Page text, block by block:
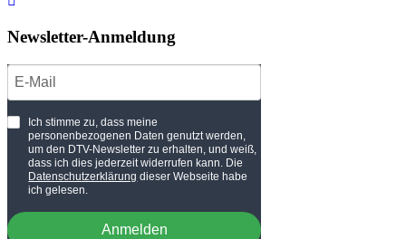
Newsletter-Anmeldung
Ich stimme zu, dass meine
personenbezogenen Daten genutzt werden,
um den DTV-Newsletter zu erhalten, und weiß,
dass ich dies jederzeit widerrufen kann. Die
Datenschutzerklärung dieser Webseite habe
ich gelesen.
Anmelden